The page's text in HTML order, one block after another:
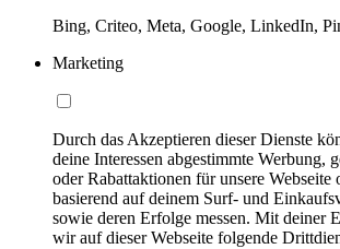
Bing, Criteo, Meta, Google, LinkedIn,
Marketing
Durch das Akzeptieren dieser Dienste
deine Interessen abgestimmte Werbung,
oder Rabattaktionen für unsere Webseite
basierend auf deinem Surf- und
sowie deren Erfolge messen. Mit deiner
wir auf dieser Webseite folgende